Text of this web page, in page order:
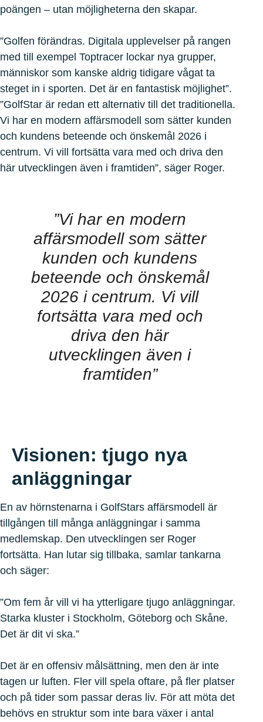
poängen – utan möjligheterna den skapar.
”Golfen förändras. Digitala upplevelser på rangen
med till exempel Toptracer lockar nya grupper,
människor som kanske aldrig tidigare vågat ta
steget in i sporten. Det är en fantastisk möjlighet”.
”GolfStar är redan ett alternativ till det traditionella.
Vi har en modern affärsmodell som sätter kunden
och kundens beteende och önskemål 2026 i
centrum. Vi vill fortsätta vara med och driva den
här utvecklingen även i framtiden”, säger Roger.
”Vi har en modern
affärsmodell som sätter
kunden och kundens
beteende och önskemål
2026 i centrum. Vi vill
fortsätta vara med och
driva den här
utvecklingen även i
framtiden”
Visionen: tjugo nya
anläggningar
En av hörnstenarna i GolfStars affärsmodell är
tillgången till många anläggningar i samma
medlemskap. Den utvecklingen ser Roger
fortsätta. Han lutar sig tillbaka, samlar tankarna
och säger:
”Om fem år vill vi ha ytterligare tjugo anläggningar.
Starka kluster i Stockholm, Göteborg och Skåne.
Det är dit vi ska.”
Det är en offensiv målsättning, men den är inte
tagen ur luften. Fler vill spela oftare, på fler platser
och på tider som passar deras liv. För att möta det
behövs en struktur som inte bara växer i antal